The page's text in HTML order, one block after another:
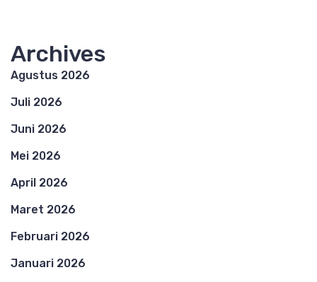
Archives
Agustus 2026
Juli 2026
Juni 2026
Mei 2026
April 2026
Maret 2026
Februari 2026
Januari 2026